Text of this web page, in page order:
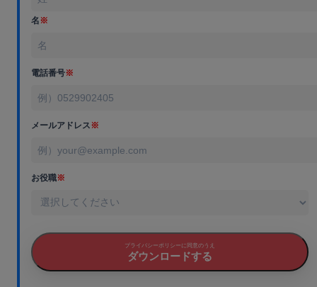
名※
電話番号※
メールアドレス※
お役職※
プライバシーポリシーに同意のうえ
ダウンロードする